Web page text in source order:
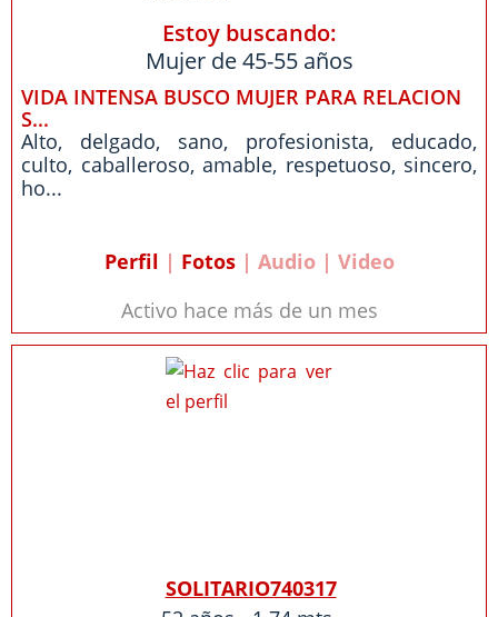
Estoy buscando:
Mujer de 45-55 años
VIDA INTENSA BUSCO MUJER PARA RELACION
S...
Alto, delgado, sano, profesionista, educado,
culto, caballeroso, amable, respetuoso, sincero,
ho...
Perfil | Fotos| Audio | Video
Activo hace más de un mes
SOLITARIO740317